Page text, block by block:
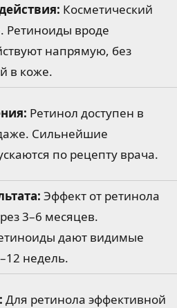
Косметический
Ретиноиды вроде
напрямую, без
в коже.
Ретинол доступен в
Сильнейшие
по рецепту врача.
Эффект от ретинола
3–6 месяцев.
дают видимые
недель.
Для ретинола эффективной